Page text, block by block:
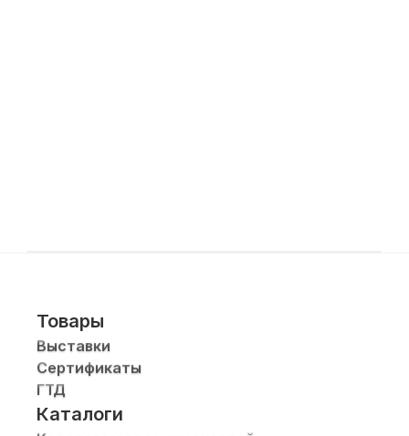
Товары
Выставки
Сертификаты
ГТД
Каталоги